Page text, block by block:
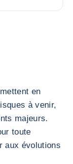
en
à venir,
majeurs.
toute
aux évolutions